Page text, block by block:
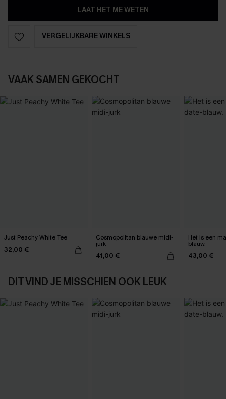
LAAT HET ME WETEN
VERGELIJKBARE WINKELS
VAAK SAMEN GEKOCHT
Just Peachy White Tee
32,00 €
Cosmopolitan blauwe midi-
jurk
41,00 €
Het is een
blauw.
43,00 €
DIT VIND JE MISSCHIEN OOK LEUK